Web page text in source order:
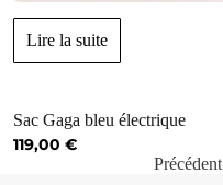
Lire la suite
Sac Gaga bleu électrique
119,00 €
Précédent